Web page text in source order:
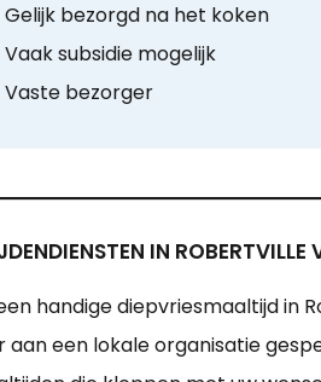
Gelijk bezorgd na het koken
Vaak subsidie mogelijk
Vaste bezorger
IN ROBERTVILLE
handige diepvriesmaaltijd in
aan een lokale organisatie